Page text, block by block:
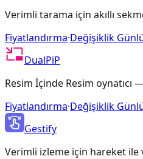
Verimli tarama için akıllı
Fiyatlandırma·Değişiklik
DualPiP
Resim İçinde Resim oynatıcı
Fiyatlandırma·Değişiklik
Gestify
Verimli izleme için hareket